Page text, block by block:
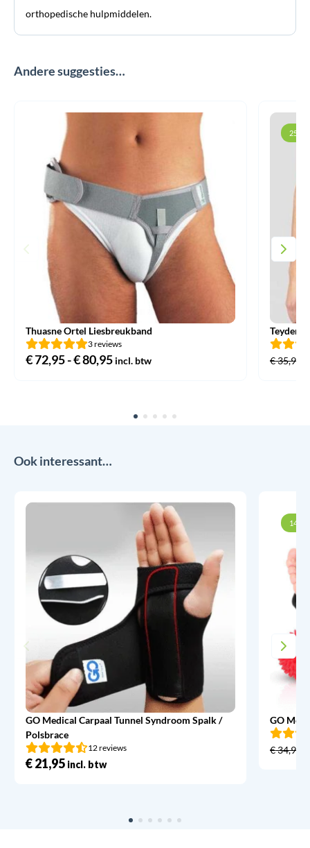
orthopedische hulpmiddelen.
Andere suggesties…
Thuasne Ortel Liesbreukband
3 reviews
€72,95-€80,95Prijsklasse:
€ 80,95
incl. btw
25%
Teyder
€35,95
Ook interessant…
GO Medical Carpaal Tunnel Syndroom Spalk /
Polsbrace
12 reviews
€21,95 incl. btw
14%
GO
€34,95